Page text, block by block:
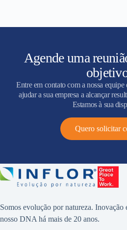
Agende uma
Entre em contato com a nossa
ajudar a sua empresa a alcançar
Estamos à sua
Quero solicitar
Somos evolução por natureza. Inovação
nosso DNA há mais de 20 anos.